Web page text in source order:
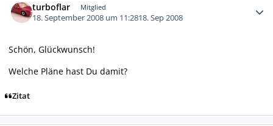
turboflar Mitglied
18. September 2008 um 11:2818. Sep 2008
Schön, Glückwunsch!
Welche Pläne hast Du damit?
Zitat